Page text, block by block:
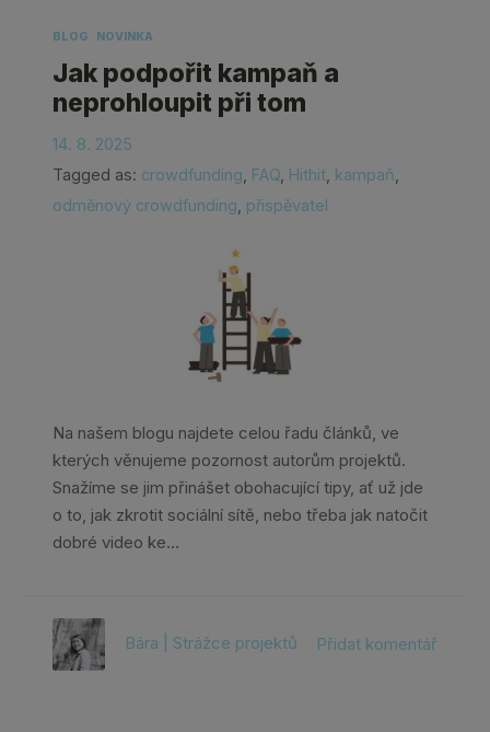
BLOG NOVINKA
Jak podpořit kampaň a
neprohloupit při tom
14. 8. 2025
Tagged as: crowdfunding FAQ Hithit kampaň
odměnový crowdfunding přispěvatel
Na našem blogu najdete celou řadu článků, ve
kterých věnujeme pozornost autorům projektů.
Snažíme se jim přinášet obohacující tipy, ať už jde
o to, jak zkrotit sociální sítě, nebo třeba jak natočit
dobré video ke…
Přidat komentář
Bára | Strážce projektů